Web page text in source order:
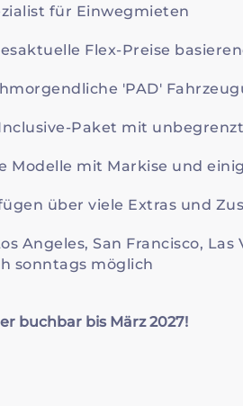
für Einwegmieten
Flex-Preise
'PAD'
Paket mit
Modelle mit Markise und
über viele Extras und
Angeles, San Francisco,
sonntags möglich
buchbar bis März 2027!